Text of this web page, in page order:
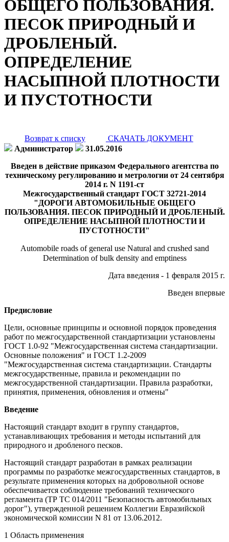
ОБЩЕГО ПОЛЬЗОВАНИЯ.
ПЕСОК ПРИРОДНЫЙ И
ДРОБЛЕНЫЙ.
ОПРЕДЕЛЕНИЕ
НАСЫПНОЙ ПЛОТНОСТИ
И ПУСТОТНОСТИ
Возврат к списку
СКАЧАТЬ ДОКУМЕНТ
Администратор
31.05.2016
Введен в действие приказом Федерального агентства по
техническому регулированию и метрологии от 24 сентября
2014 г. N 1191-ст
Межгосударственный стандарт ГОСТ 32721-2014
"ДОРОГИ АВТОМОБИЛЬНЫЕ ОБЩЕГО
ПОЛЬЗОВАНИЯ. ПЕСОК ПРИРОДНЫЙ И ДРОБЛЕНЫЙ.
ОПРЕДЕЛЕНИЕ НАСЫПНОЙ ПЛОТНОСТИ И
ПУСТОТНОСТИ"
Automobile roads of general use Natural and crushed sand
Determination of bulk density and emptiness
Дата введения - 1 февраля 2015 г.
Введен впервые
Предисловие
Цели, основные принципы и основной порядок проведения
работ по межгосударственной стандартизации установлены
ГОСТ 1.0-92 "Межгосударственная система стандартизации.
Основные положения" и ГОСТ 1.2-2009
"Межгосударственная система стандартизации. Стандарты
межгосударственные, правила и рекомендации по
межгосударственной стандартизации. Правила разработки,
принятия, применения, обновления и отмены"
Введение
Настоящий стандарт входит в группу стандартов,
устанавливающих требования и методы испытаний для
природного и дробленого песков.
Настоящий стандарт разработан в рамках реализации
программы по разработке межгосударственных стандартов, в
результате применения которых на добровольной основе
обеспечивается соблюдение требований технического
регламента (ТР ТС 014/2011 "Безопасность автомобильных
дорог"), утвержденной решением Коллегии Евразийской
экономической комиссии N 81 от 13.06.2012.
1 Область применения